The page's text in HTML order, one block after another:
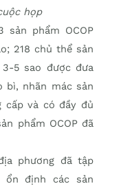
họp
phẩm OCOP
218 chủ thể sản
3-5 sao được đưa
bì, nhãn mác sản
cấp và có đầy đủ
phẩm OCOP đã
phương đã tập
định các sản